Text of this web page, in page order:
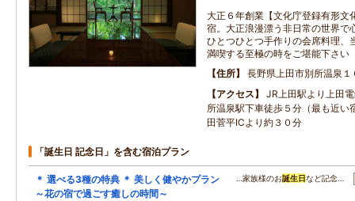
大正６年創業【文化庁登録有形文
宿。大正浪漫漂う非日常の世界で
ひとつひとつ手作りの会席料理、
満喫する至極の時をご堪能下さい
住所
長野県上田市別所温泉１
アクセス
JR上田駅より上田
所温泉駅下車徒歩５分（最も近い
田菅平ICより約３０分
「誕生日 記念日」を含む宿泊プラン
＊ 選べる3種の特典 ＊ 美しく健やかプラン
～花の宿で過ごす癒しの時間～
…家族様のお誕生日など記念…